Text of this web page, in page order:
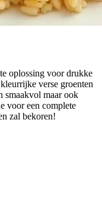
oplossing voor drukke
verse groenten
smaakvol maar ook
voor een complete
zal bekoren!